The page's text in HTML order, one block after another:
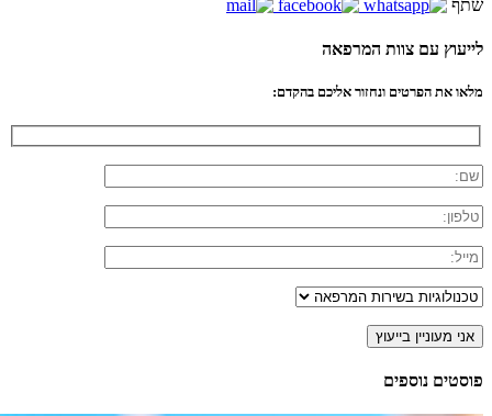
שתף
לייעוץ עם צוות המרפאה
מלאו את הפרטים ונחזור אליכם בהקדם:
פוסטים נוספים